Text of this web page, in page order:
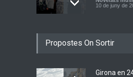
10 de juny de
la calor amb
5 de juny de
Propostes On Sortir
Girona en